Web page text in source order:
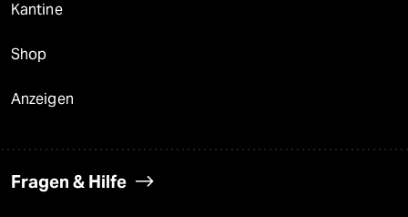
Kantine
Shop
Anzeigen
Fragen & Hilfe